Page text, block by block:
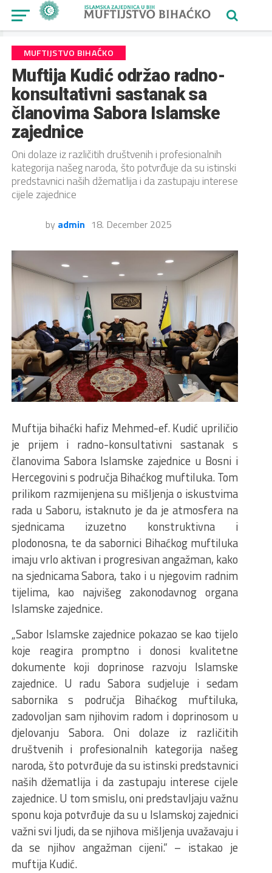
MUFTIJSTVO BIHAĆKO
Muftija Kudić održao radno-
konsultativni sastanak sa
članovima Sabora Islamske
zajednice
Oni dolaze iz različitih društvenih i profesionalnih
kategorija našeg naroda, što potvrđuje da su istinski
predstavnici naših džematlija i da zastupaju interese
cijele zajednice
by admin 18. December 2025
Muftija bihaćki hafiz Mehmed-ef. Kudić upriličio
je prijem i radno-konsultativni sastanak s
članovima Sabora Islamske zajednice u Bosni i
Hercegovini s područja Bihaćkog muftiluka. Tom
prilikom razmijenjena su mišljenja o iskustvima
rada u Saboru, istaknuto je da je atmosfera na
sjednicama izuzetno konstruktivna i
plodonosna, te da sabornici Bihaćkog muftiluka
imaju vrlo aktivan i progresivan angažman, kako
na sjednicama Sabora, tako i u njegovim radnim
tijelima, kao najvišeg zakonodavnog organa
Islamske zajednice.
„Sabor Islamske zajednice pokazao se kao tijelo
koje reagira promptno i donosi kvalitetne
dokumente koji doprinose razvoju Islamske
zajednice. U radu Sabora sudjeluje i sedam
sabornika s područja Bihaćkog muftiluka,
zadovoljan sam njihovim radom i doprinosom u
djelovanju Sabora. Oni dolaze iz različitih
društvenih i profesionalnih kategorija našeg
naroda, što potvrđuje da su istinski predstavnici
naših džematlija i da zastupaju interese cijele
zajednice. U tom smislu, oni predstavljaju važnu
sponu koja potvrđuje da su u Islamskoj zajednici
važni svi ljudi, da se njihova mišljenja uvažavaju i
da se njihov angažman cijeni.“ – istakao je
muftija Kudić.